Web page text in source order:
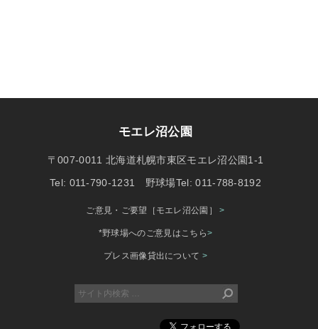
モエレ沼公園
〒007-0011 北海道札幌市東区モエレ沼公園1-1
Tel: 011-790-1231 野球場Tel: 011-788-8192
ご意見・ご要望［モエレ沼公園］>
*野球場へのご意見はこちら>
プレス画像貸出について >